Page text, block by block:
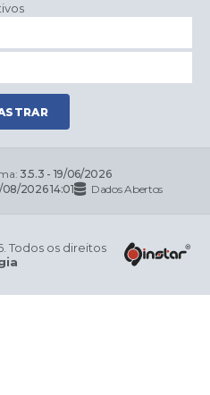
3.5.3 - 19/06/2026
2026 14:01 Dados Abertos
Todos os direitos